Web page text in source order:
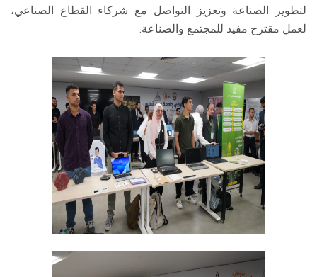
لتطوير الصناعة وتعزيز التواصل مع شركاء القطاع الصناعي،
لعمل مقترح مفيد للمجتمع والصناعة.